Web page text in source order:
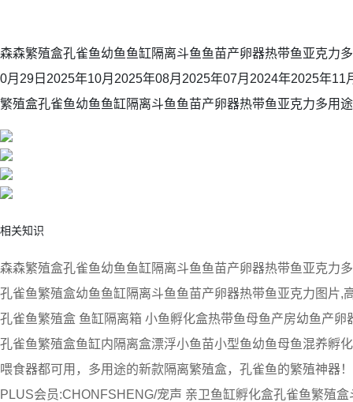
森森繁殖盒孔雀鱼幼鱼鱼缸隔离斗鱼鱼苗产卵器热带鱼亚克力
0月29日2025年10月2025年08月2025年07月2024年2025年11
繁殖盒孔雀鱼幼鱼鱼缸隔离斗鱼鱼苗产卵器热带鱼亚克力多用途
相关知识
森森繁殖盒孔雀鱼幼鱼鱼缸隔离斗鱼鱼苗产卵器热带鱼亚克力
孔雀鱼繁殖盒幼鱼鱼缸隔离斗鱼鱼苗产卵器热带鱼亚克力图片,
孔雀鱼繁殖盒 鱼缸隔离箱 小鱼孵化盒热带鱼母鱼产房幼鱼产卵
孔雀鱼繁殖盒鱼缸内隔离盒漂浮小鱼苗小型鱼幼鱼母鱼混养孵
喂食器都可用，多用途的新款隔离繁殖盒，孔雀鱼的繁殖神器！
PLUS会员:CHONFSHENG/宠声 亲卫鱼缸孵化盒孔雀鱼繁殖